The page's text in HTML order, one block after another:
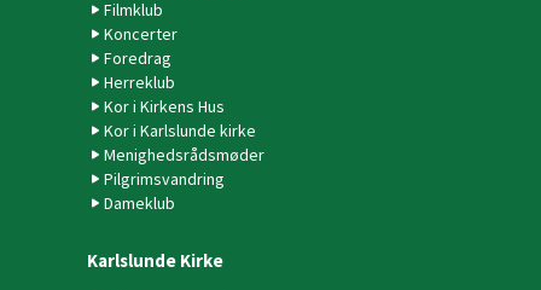
Filmklub
Koncerter
Foredrag
Herreklub
Kor i Kirkens Hus
Kor i Karlslunde kirke
Menighedsrådsmøder
Pilgrimsvandring
Dameklub
Karlslunde Kirke